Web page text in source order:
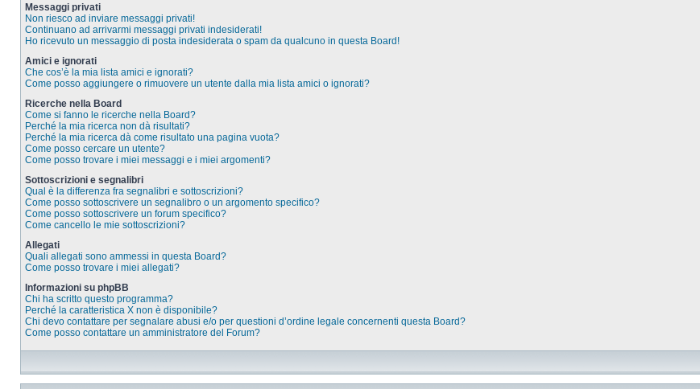
Messaggi privati
Non riesco ad inviare messaggi privati!
Continuano ad arrivarmi messaggi privati indesiderati!
Ho ricevuto un messaggio di posta indesiderata o spam da qualcuno in questa Board!
Amici e ignorati
Che cos’è la mia lista amici e ignorati?
Come posso aggiungere o rimuovere un utente dalla mia lista amici o ignorati?
Ricerche nella Board
Come si fanno le ricerche nella Board?
Perché la mia ricerca non dà risultati?
Perché la mia ricerca dà come risultato una pagina vuota?
Come posso cercare un utente?
Come posso trovare i miei messaggi e i miei argomenti?
Sottoscrizioni e segnalibri
Qual è la differenza fra segnalibri e sottoscrizioni?
Come posso sottoscrivere un segnalibro o un argomento specifico?
Come posso sottoscrivere un forum specifico?
Come cancello le mie sottoscrizioni?
Allegati
Quali allegati sono ammessi in questa Board?
Come posso trovare i miei allegati?
Informazioni su phpBB
Chi ha scritto questo programma?
Perché la caratteristica X non è disponibile?
Chi devo contattare per segnalare abusi e/o per questioni d’ordine legale concernenti questa Board?
Come posso contattare un amministratore del Forum?